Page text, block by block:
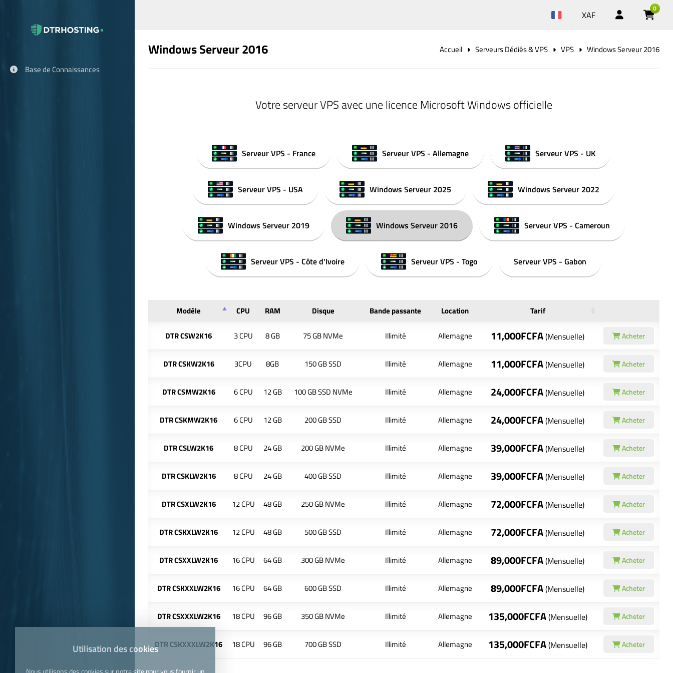
XAF
0
Windows Serveur 2016 Accueil Serveurs Dédiés & VPS VPS Windows Serveur 2016
Votre serveur VPS avec une licence Microsoft Windows officielle
Serveur VPS - France Serveur VPS - Allemagne Serveur VPS - UK
Serveur VPS - USA Windows Serveur 2025 Windows Serveur 2022
Windows Serveur 2019 Windows Serveur 2016 Serveur VPS - Cameroun
Serveur VPS - Côte d'Ivoire Serveur VPS - Togo Serveur VPS - Gabon
Modèle CPU RAM Disque Bande passante Location Tarif
DTR CSW2K16 3 CPU 8 GB 75 GB NVMe Illimité Allemagne 11,000FCFA(Mensuelle) Acheter
DTR CSKW2K16 3CPU 8GB 150 GB SSD Illimité Allemagne 11,000FCFA(Mensuelle) Acheter
DTR CSMW2K16 6 CPU 12 GB 100 GB SSD NVMe Illimité Allemagne 24,000FCFA(Mensuelle) Acheter
DTR CSKMW2K16 6 CPU 12 GB 200 GB SSD Illimité Allemagne 24,000FCFA(Mensuelle) Acheter
DTR CSLW2K16 8 CPU 24 GB 200 GB NVMe Illimité Allemagne 39,000FCFA(Mensuelle) Acheter
DTR CSKLW2K16 8 CPU 24 GB 400 GB SSD Illimité Allemagne 39,000FCFA(Mensuelle) Acheter
DTR CSXLW2K16 12 CPU 48 GB 250 GB NVMe Illimité Allemagne 72,000FCFA(Mensuelle) Acheter
DTR CSKXLW2K16 12 CPU 48 GB 500 GB SSD Illimité Allemagne 72,000FCFA(Mensuelle) Acheter
DTR CSXXLW2K16 16 CPU 64 GB 300 GB NVMe Illimité Allemagne 89,000FCFA(Mensuelle) Acheter
DTR CSKXXLW2K16 16 CPU 64 GB 600 GB SSD Illimité Allemagne 89,000FCFA(Mensuelle) Acheter
DTR CSXXXLW2K16 18 CPU 96 GB 350 GB NVMe Illimité Allemagne 135,000FCFA(Mensuelle) Acheter
DTR CSKXXXLW2K16 18 CPU 96 GB 700 GB SSD Illimité Allemagne 135,000FCFA(Mensuelle) Acheter
Base de Connaissances
Utilisation des cookies